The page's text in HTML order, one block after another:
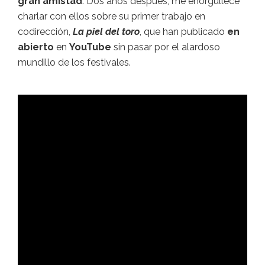
charlar con ellos sobre su primer trabajo en
codirección, La piel del toro, que han publicado en
abierto en YouTube sin pasar por el alardoso
mundillo de los festivales.